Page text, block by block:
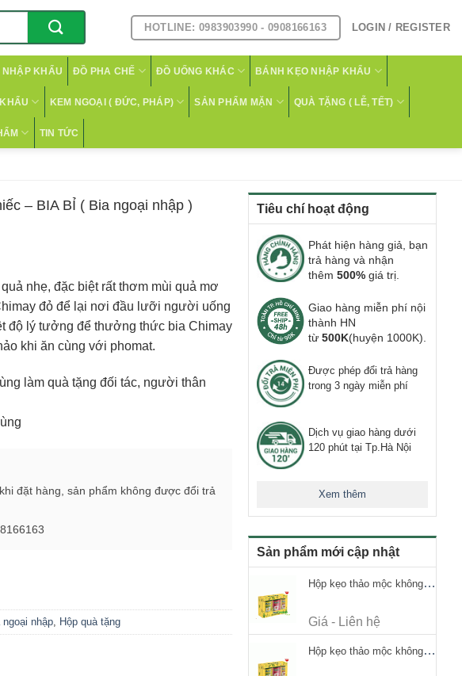
HOTLINE: 0983903990 - 0908166163 LOGIN / REGISTER
KHẨU ĐỒ PHA CHẾ ĐỒ UỐNG KHÁC BÁNH KẸO NHẬP KHẨU
KEM NGOẠI ( ĐỨC, PHÁP) SẢN PHẨM MẶN QUÀ TẶNG ( LỄ, TẾT)
TIN TỨC
Tiêu chí hoạt động
Phát hiện hàng giả, bạn
trả hàng và nhận
thêm 500% giá trị.
Giao hàng miễn phí nội
thành HN
từ 500K(huyện 1000K).
Được phép đổi trả hàng
trong 3 ngày miễn phí
Dịch vụ giao hàng dưới
120 phút tại Tp.Hà Nội
Xem thêm
Sản phẩm mới cập nhật
Hộp kẹo thảo mộc không đường Ricola Signature 112.5g
Giá - Liên hệ
Hộp kẹo thảo mộc không đường Ricola Signature 112.5g
– BIA BỈ ( Bia ngoại nhập )
nhẹ, đặc biệt rất thơm mùi quả mơ
đỏ để lại nơi đầu lưỡi người uống
độ lý tưởng để thưởng thức bia Chimay
khi ăn cùng với phomat.
làm quà tặng đối tác, người thân
đặt hàng, sản phẩm không được đổi trả
ngoại nhập Hộp quà tặng